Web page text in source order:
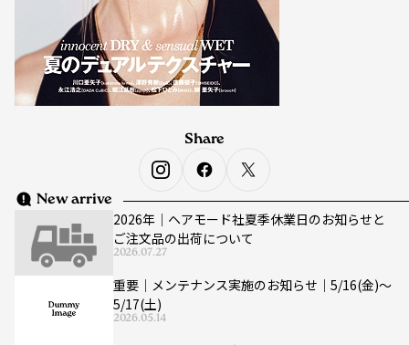
New arrive
2026年｜ヘアモード社夏季休業日のお知らせと
ご注文品の出荷について
2026.07.27
重要｜メンテナンス実施のお知らせ｜5/16(金)〜
5/17(土)
2026.05.14
Share